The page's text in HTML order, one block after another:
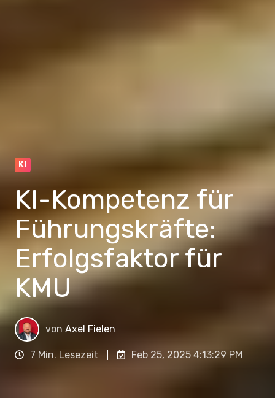
KI
KI-Kompetenz für
Führungskräfte:
Erfolgsfaktor für
KMU
vonAxel Fielen
7 Min. Lesezeit Feb 25, 2025 4:13:29 PM